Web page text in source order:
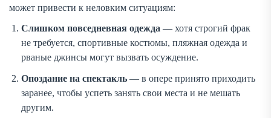
может привести к неловким ситуациям:
Слишком повседневная одежда — хотя строгий фрак
не требуется, спортивные костюмы, пляжная одежда и
рваные джинсы могут вызвать осуждение.
Опоздание на спектакль — в опере принято приходить
заранее, чтобы успеть занять свои места и не мешать
другим.